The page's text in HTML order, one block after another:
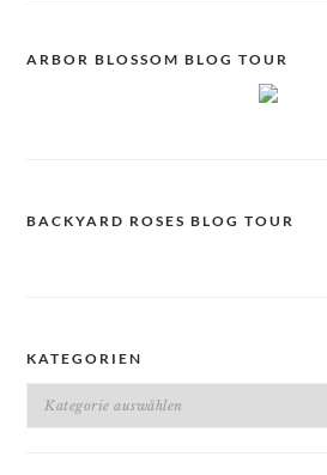
ARBOR BLOSSOM BLOG TOUR
BACKYARD ROSES BLOG TOUR
KATEGORIEN
Kategorien